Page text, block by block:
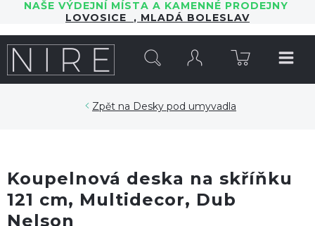
NAŠE VÝDEJNÍ MÍSTA A KAMENNÉ PRODEJNY
LOVOSICE , MLADÁ BOLESLAV
Desky pod umyvadla
Koupelnová deska na skříňku
121 cm, Multidecor, Dub
Nelson